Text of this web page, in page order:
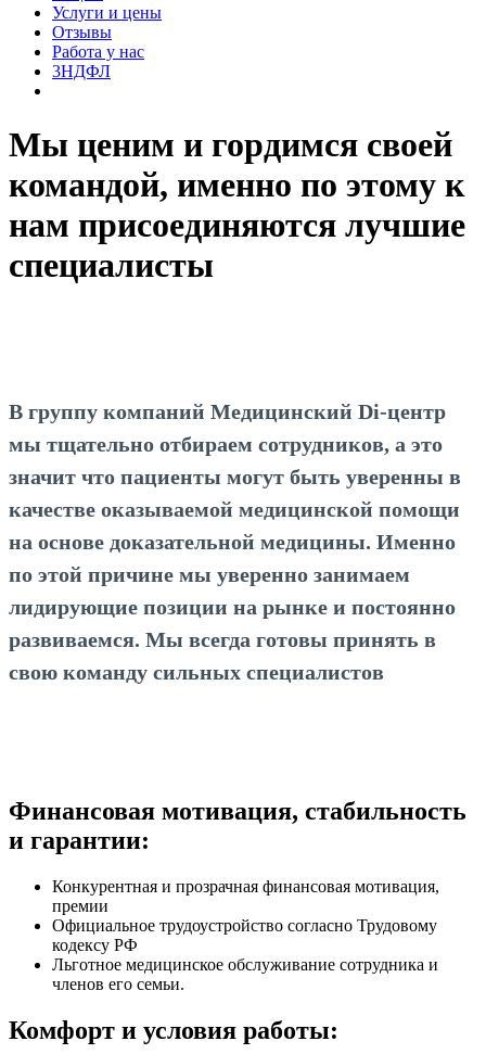
Услуги и цены
Отзывы
Работа у нас
3НДФЛ
Мы ценим и гордимся своей
командой, именно по этому к
нам присоединяются лучшие
специалисты
В группу компаний Медицинский Di-центр
мы тщательно отбираем сотрудников, а это
значит что пациенты могут быть уверенны в
качестве оказываемой медицинской помощи
на основе доказательной медицины. Именно
по этой причине мы уверенно занимаем
лидирующие позиции на рынке и постоянно
развиваемся. Мы всегда готовы принять в
свою команду сильных специалистов
Финансовая мотивация, стабильность
и гарантии:
Конкурентная и прозрачная финансовая мотивация,
премии
Официальное трудоустройство согласно Трудовому
кодексу РФ
Льготное медицинское обслуживание сотрудника и
членов его семьи.
Комфорт и условия работы: